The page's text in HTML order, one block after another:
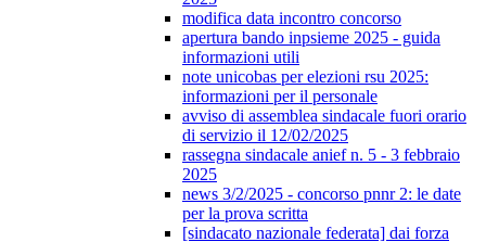
modifica data incontro concorso
apertura bando inpsieme 2025 - guida
informazioni utili
note unicobas per elezioni rsu 2025:
informazioni per il personale
avviso di assemblea sindacale fuori orario
di servizio il 12/02/2025
rassegna sindacale anief n. 5 - 3 febbraio
2025
news 3/2/2025 - concorso pnnr 2: le date
per la prova scritta
[sindacato nazionale federata] dai forza